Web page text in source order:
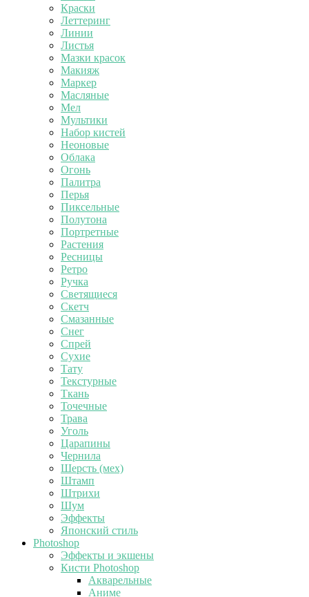
Краски
Леттеринг
Линии
Листья
Мазки красок
Макияж
Маркер
Масляные
Мел
Мультики
Набор кистей
Неоновые
Облака
Огонь
Палитра
Перья
Пиксельные
Полутона
Портретные
Растения
Ресницы
Ретро
Ручка
Светящиеся
Скетч
Смазанные
Снег
Спрей
Сухие
Тату
Текстурные
Ткань
Точечные
Трава
Уголь
Царапины
Чернила
Шерсть (мех)
Штамп
Штрихи
Шум
Эффекты
Японский стиль
Photoshop
Эффекты и экшены
Кисти Photoshop
Акварельные
Аниме